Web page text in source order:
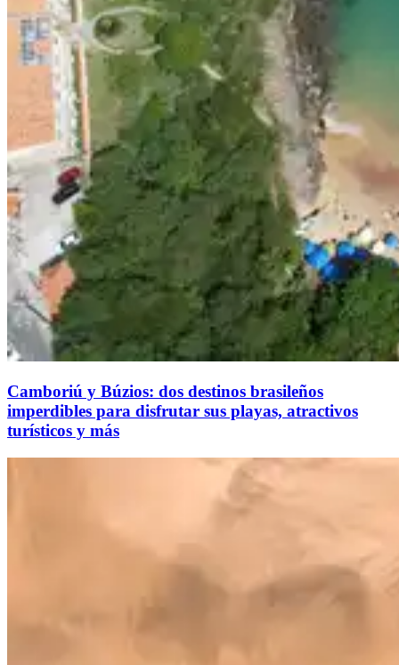
Camboriú y Búzios: dos destinos brasileños
imperdibles para disfrutar sus playas, atractivos
turísticos y más